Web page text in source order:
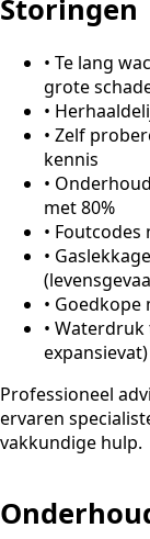
Storingen
• Te lang
grote
•
• Zelf
kennis
•
met 80%
• Foutcodes
•
•
• Waterdruk
expansievat)
Professioneel
ervaren
vakkundige hulp.